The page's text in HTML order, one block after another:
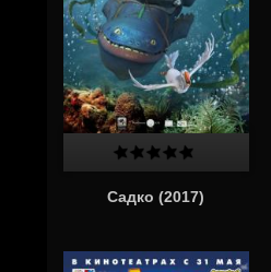
Садко (2017)